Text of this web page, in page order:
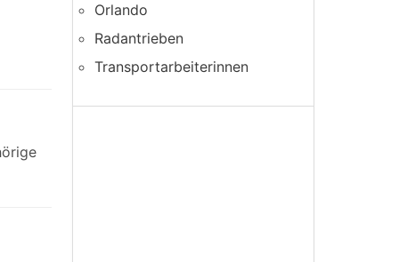
Orlando
Radantrieben
Transportarbeiterinnen